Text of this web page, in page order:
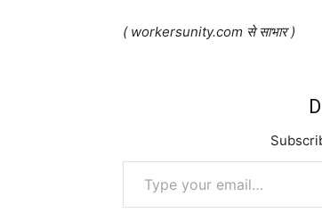
( workersunity.com से साभार )
Type your email…